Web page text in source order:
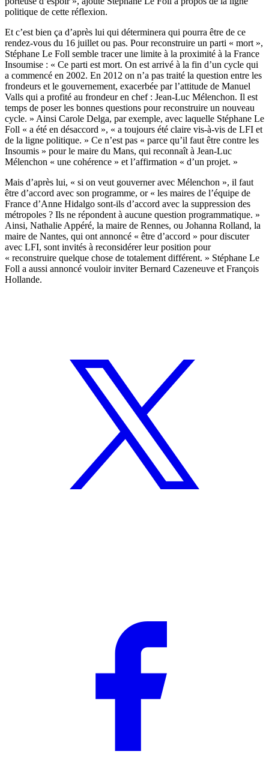
politique de cette réflexion.
Et c’est bien ça d’après lui qui déterminera qui pourra être de ce
rendez-vous du 16 juillet ou pas. Pour reconstruire un parti « mort »,
Stéphane Le Foll semble tracer une limite à la proximité à la France
Insoumise : « Ce parti est mort. On est arrivé à la fin d’un cycle qui
a commencé en 2002. En 2012 on n’a pas traité la question entre les
frondeurs et le gouvernement, exacerbée par l’attitude de Manuel
Valls qui a profité au frondeur en chef : Jean-Luc Mélenchon. Il est
temps de poser les bonnes questions pour reconstruire un nouveau
cycle. » Ainsi Carole Delga, par exemple, avec laquelle Stéphane Le
Foll « a été en désaccord », « a toujours été claire vis-à-vis de LFI et
de la ligne politique. » Ce n’est pas « parce qu’il faut être contre les
Insoumis » pour le maire du Mans, qui reconnaît à Jean-Luc
Mélenchon « une cohérence » et l’affirmation « d’un projet. »
Mais d’après lui, « si on veut gouverner avec Mélenchon », il faut
être d’accord avec son programme, or « les maires de l’équipe de
France d’Anne Hidalgo sont-ils d’accord avec la suppression des
métropoles ? Ils ne répondent à aucune question programmatique. »
Ainsi, Nathalie Appéré, la maire de Rennes, ou Johanna Rolland, la
maire de Nantes, qui ont annoncé « être d’accord » pour discuter
avec LFI, sont invités à reconsidérer leur position pour
« reconstruire quelque chose de totalement différent. » Stéphane Le
Foll a aussi annoncé vouloir inviter Bernard Cazeneuve et François
Hollande.